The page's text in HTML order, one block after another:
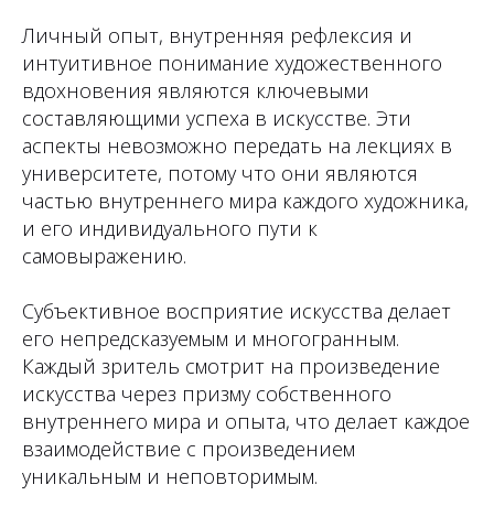
Личный опыт, внутренняя рефлексия и
интуитивное понимание художественного
вдохновения являются ключевыми
составляющими успеха в искусстве. Эти
аспекты невозможно передать на лекциях в
университете, потому что они являются
частью внутреннего мира каждого художника,
и его индивидуального пути к
самовыражению.
Субъективное восприятие искусства делает
его непредсказуемым и многогранным.
Каждый зритель смотрит на произведение
искусства через призму собственного
внутреннего мира и опыта, что делает каждое
взаимодействие с произведением
уникальным и неповторимым.